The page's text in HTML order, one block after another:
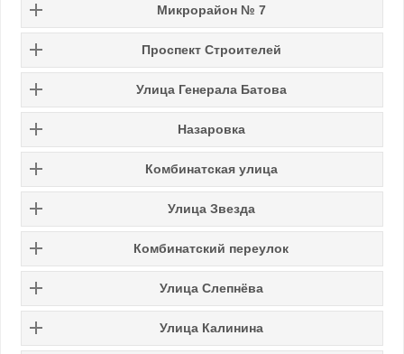
Микрорайон № 7
Проспект Строителей
Улица Генерала Батова
Назаровка
Комбинатская улица
Улица Звезда
Комбинатский переулок
Улица Слепнёва
Улица Калинина